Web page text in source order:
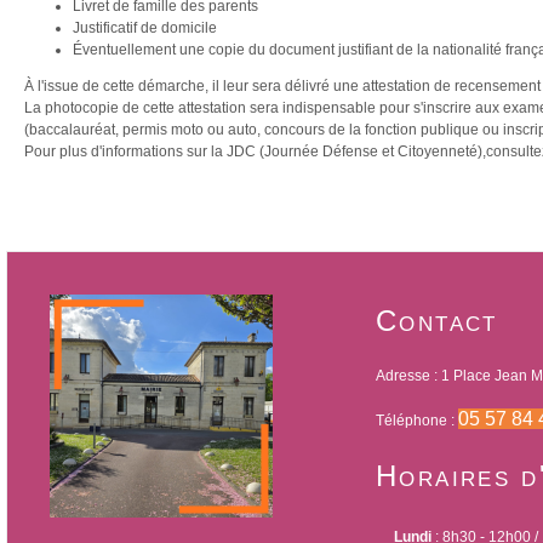
Livret de famille des parents
Justificatif de domicile
Éventuellement une copie du document justifiant de la nationalité
À l'issue de cette démarche, il leur sera délivré une attestation de
La photocopie de cette attestation sera indispensable pour s'inscrire aux
(baccalauréat, permis moto ou auto, concours de la fonction publique ou
Pour plus d'informations sur la JDC (Journée Défense et
Contact
Adresse : 1 Place Jean
Téléphone : 05 57 84
Horaires
Lundi : 8h30 - 12h00